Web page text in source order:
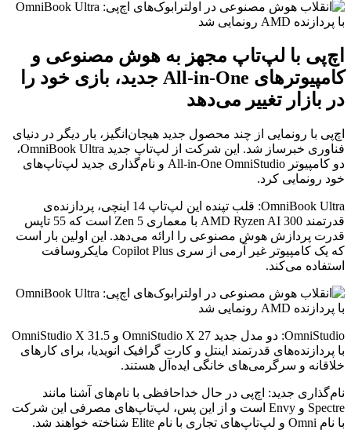
اچ‌پی با لپ‌تاپ مجهز به هوش مصنوعی و
کامپیوترهای All-in-One جدید، بازی خود را
در بازار تغییر می‌دهد
اچ‌پی با رونمایی از چند محصول جدید هیجان‌انگیز، بار دیگر در دنیای
فناوری خبرساز شد. این شرکت از لپ‌تاپ جدید OmniBook Ultra،
دو کامپیوتر All-in-One OmniStudio و نام‌گذاری جدید لپ‌تاپ‌های
خود رونمایی کرد.
OmniBook Ultra: قلب تپنده این لپ‌تاپ 14 اینچی، پردازنده‌ی
قدرتمند AMD Ryzen AI 300 با معماری Zen 5 است که 55 تاپس
قدرت پردازش هوش مصنوعی را ارائه می‌دهد. این اولین بار است
که یک کامپیوتر غیر آرمی از سری Copilot Plus مایکروسافت
استفاده می‌کند.
OmniStudio: دو مدل جدید OmniStudio X 27 و OmniStudio X 31.5
با پردازنده‌های قدرتمند اینتل و کارت گرافیک انویدیا، برای کارهای
خلاقانه و سرگرمی‌های خانگی ایده‌آل هستند.
نام‌گذاری جدید: اچ‌پی در حال خداحافظی با نام‌های آشنا مانند
Spectre و Envy است و از این پس، لپ‌تاپ‌های مصرفی این شرکت
با نام Omni و لپ‌تاپ‌های تجاری با نام Elite شناخته خواهند شد.